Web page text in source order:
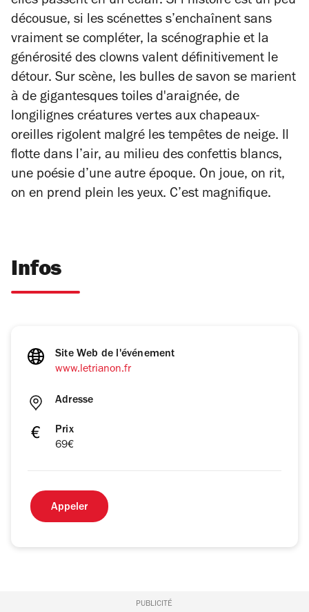
décousue, si les scénettes s’enchaînent sans
vraiment se compléter, la scénographie et la
générosité des clowns valent définitivement le
détour. Sur scène, les bulles de savon se marient
à de gigantesques toiles d'araignée, de
longilignes créatures vertes aux chapeaux-
oreilles rigolent malgré les tempêtes de neige. Il
flotte dans l’air, au milieu des confettis blancs,
une poésie d’une autre époque. On joue, on rit,
on en prend plein les yeux. C’est magnifique.
Infos
Site Web de l'événement
www.letrianon.fr
Adresse
Prix
69€
Appeler
PUBLICITÉ